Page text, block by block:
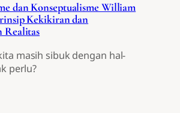
dan Konseptualisme William
Kekikiran dan
Realitas
masih sibuk dengan hal-
perlu?